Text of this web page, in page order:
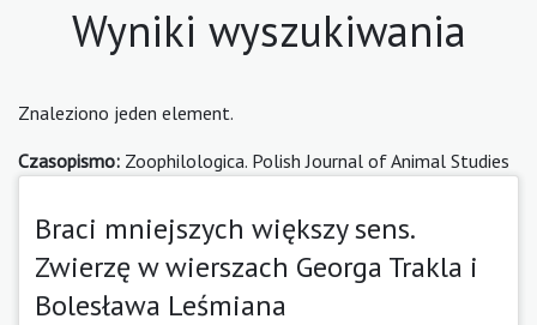
Wyniki wyszukiwania
Znaleziono jeden element.
Czasopismo: Zoophilologica. Polish Journal of Animal Studies
Braci mniejszych większy sens.
Zwierzę w wierszach Georga Trakla i
Bolesława Leśmiana